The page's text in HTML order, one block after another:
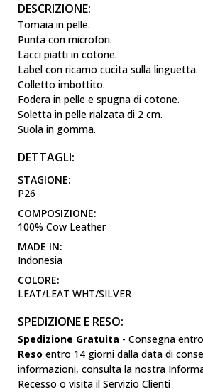
DESCRIZIONE:
Tomaia in pelle.
Punta con microfori.
Lacci piatti in cotone.
Label con ricamo cucita sulla linguetta.
Colletto imbottito.
Fodera in pelle e spugna di cotone.
Soletta in pelle rialzata di 2 cm.
Suola in gomma.
DETTAGLI:
STAGIONE:
P26
COMPOSIZIONE:
100% Cow Leather
MADE IN:
Indonesia
COLORE:
LEAT/LEAT WHT/SILVER
SPEDIZIONE E RESO:
Spedizione Gratuita - Consegna
Reso entro 14 giorni dalla data di
informazioni, consulta la nostra
Recesso o visita il Servizio Clienti